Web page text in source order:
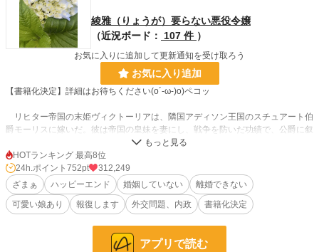
綾雅（りょうが）要らない悪役令嬢
（近況ボード：
107 件 ）
お気に入りに追加して更新通知を受け取ろう
お気に入り追加
【書籍化決定】詳細はお待ちください(o´-ω-)o)ペコッ
リヒター帝国の末姫ヴィクトーリアは、隣国アディソン王国のスチュアート伯
爵モーリスに嫁いだ。彼は帝国の皇妹を妻にし、戦争を防いだ功績で、公爵に叙
騎士団長を務める夫は優しく、可愛い娘も生まれた。何もかもがうまく行って
いたある日、ヴィクトーリアはあり得ない事実を知る。婚姻届が出ていない？
ということは、私は未婚で私生児を産んだ？ 驚いた彼女は、すぐに実家へ戻っ
た。
強大な帝国は、戦争以外の方法で報復に出る！
※内容に関わるご質問には、ネタバレ防止のために返答しないことがあります。
HOTランキング 最高8位
24h.ポイント 752pt
312,249
ざまぁ
ハッピーエンド 婚姻していない
離婚できない
可愛い娘あり
報復します 外交問題、内政 書籍化決定
アプリで読む